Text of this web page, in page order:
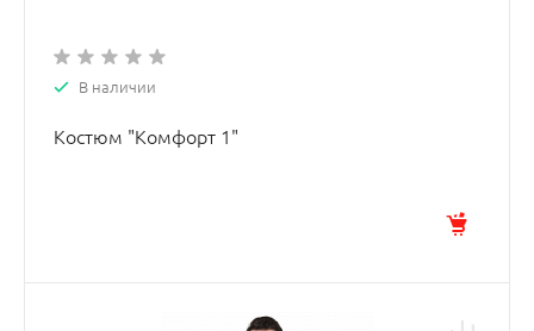
В наличии
Костюм "Комфорт 1"